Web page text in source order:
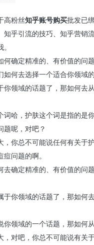
高粉丝知乎账号购买批发已
知乎引流的技巧、知乎营销
确定精准的、有价值的问题
如何去选择一个适合你领域
你领域的话题了，那如何去
词哈，护肤这个词是指的是
题呢，对吧？
你总不可能说任何有关于
问题的啊。
去确定精准的、有价值的问
于你领域的话题了，那如何
你领域的一个话题，那如何
，对吧，你总不可能说有关